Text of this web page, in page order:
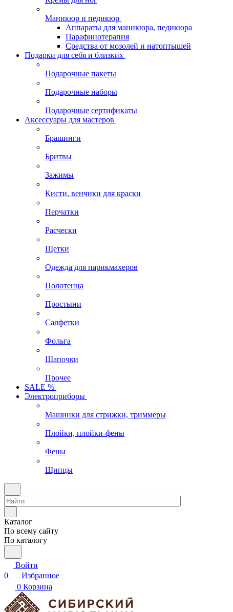
Маникюр и педикюр
Аппараты для маникюра, педикюра
Парафинотерапия
Средства от мозолей и натоптышей
Подарки для себя и близких
Подарочные пакеты
Подарочные наборы
Подарочные сертификаты
Аксессуары для мастеров
Брашинги
Бритвы
Зажимы
Кисти, венчики для краски
Перчатки
Расчески
Щетки
Одежда для парикмахеров
Полотенца
Простыни
Салфетки
Фольга
Шапочки
Прочее
SALE %
Электроприборы
Машинки для стрижки, триммеры
Плойки, плойки-фены
Фены
Щипцы
Каталог
По всему сайту
По каталогу
Войти
0
Избранное
0 Корзина